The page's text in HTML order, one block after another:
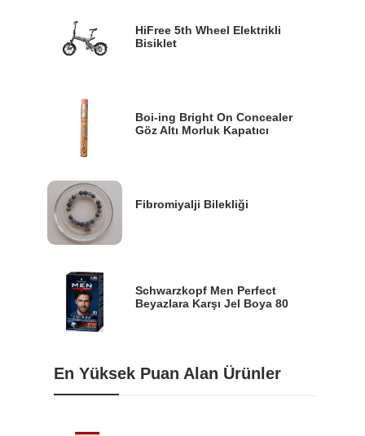
HiFree 5th Wheel Elektrikli
Bisiklet
Boi-ing Bright On Concealer
Göz Altı Morluk Kapatıcı
Fibromiyalji Bilekliği
Schwarzkopf Men Perfect
Beyazlara Karşı Jel Boya 80
En Yüksek Puan Alan Ürünler